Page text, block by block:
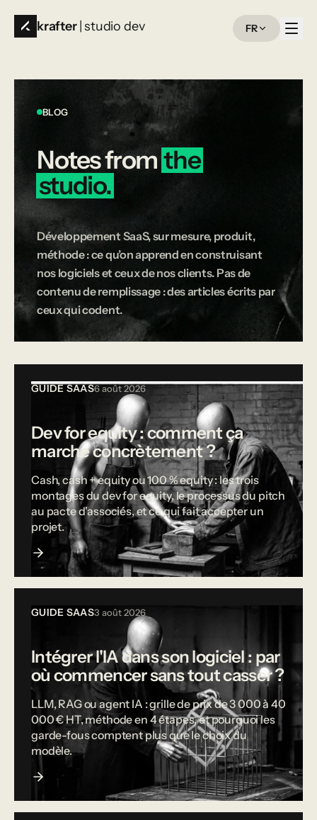
krafter | studio dev FR
BLOG
Notesfrom the
studio.
Développement SaaS, sur mesure, produit,
méthode : ce qu’on apprend en construisant
nos logiciels et ceux de nos clients. Pas de
contenu de remplissage : des articles écrits par
ceux qui codent.
GUIDE SAAS6 août 2026
Dev for equity : comment ça
marche concrètement ?
Cash, cash + equity ou 100 % equity : les trois
montages du dev for equity, le processus du pitch
au pacte d'associés, et ce qui fait accepter un
projet.
GUIDE SAAS3 août 2026
Intégrer l'IA dans son logiciel : par
où commencer sans tout casser ?
LLM, RAG ou agent IA : grille de prix de 3 000 à 40
000 € HT, méthode en 4 étapes, et pourquoi les
garde-fous comptent plus que le choix du
modèle.